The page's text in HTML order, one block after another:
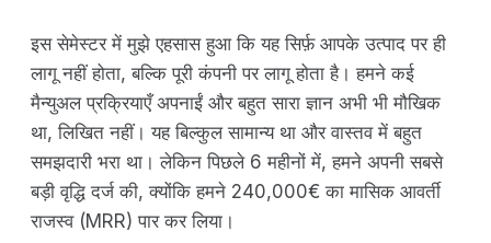
इस सेमेस्टर में मुझे एहसास हुआ कि यह सिर्फ़ आपके उत्पाद पर ही
लागू नहीं होता, बल्कि पूरी कंपनी पर लागू होता है। हमने कई
मैन्युअल प्रक्रियाएँ अपनाईं और बहुत सारा ज्ञान अभी भी मौखिक
था, लिखित नहीं। यह बिल्कुल सामान्य था और वास्तव में बहुत
समझदारी भरा था। लेकिन पिछले 6 महीनों में, हमने अपनी सबसे
बड़ी वृद्धि दर्ज की, क्योंकि हमने 240,000€ का मासिक आवर्ती
राजस्व (MRR) पार कर लिया।